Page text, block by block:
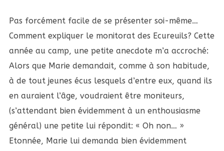
Pas forcément facile de se présenter soi-même…
Comment expliquer le monitorat des Ecureuils? Cette
année au camp, une petite anecdote m’a accroché:
Alors que Marie demandait, comme à son habitude,
à de tout jeunes écus lesquels d’entre eux, quand ils
en auraient l’âge, voudraient être moniteurs,
(s’attendant bien évidemment à un enthousiasme
général) une petite lui répondit: « Oh non… »
Etonnée, Marie lui demanda bien évidemment